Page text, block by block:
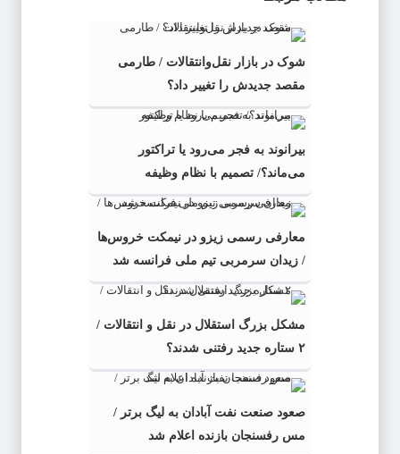
شوک در بازار نقل‌وانتقالات / طارمی
مقصد جدیدش را تغییر داد؟
بیرانوند به فجر می‌رود یا تراکتور
می‌ماند؟/ تصمیم با نظام وظیفه
معارفی رسمی زیزو در نیمکت خروس‌ها
/ زیدان سرمربی تیم ملی فرانسه شد
مشکل بزرگ استقلال در نقل و انتقالات /
۲ ستاره جدید رفتنی شدند؟
صعود صنعت نفت آبادان به لیگ برتر /
مس رفسنجان بازنده اعلام شد